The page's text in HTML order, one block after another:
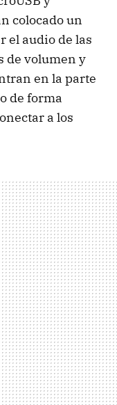
colocado un
el audio de las
de volumen y
en la parte
de forma
a los